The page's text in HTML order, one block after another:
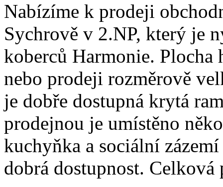
Nabízíme k prodeji
Sychrově v 2.NP, který je
koberců Harmonie.
nebo prodeji rozměrově
je dobře dostupná krytá
prodejnou je umístěno
kuchyňka a sociální
dobrá dostupnost. Celková